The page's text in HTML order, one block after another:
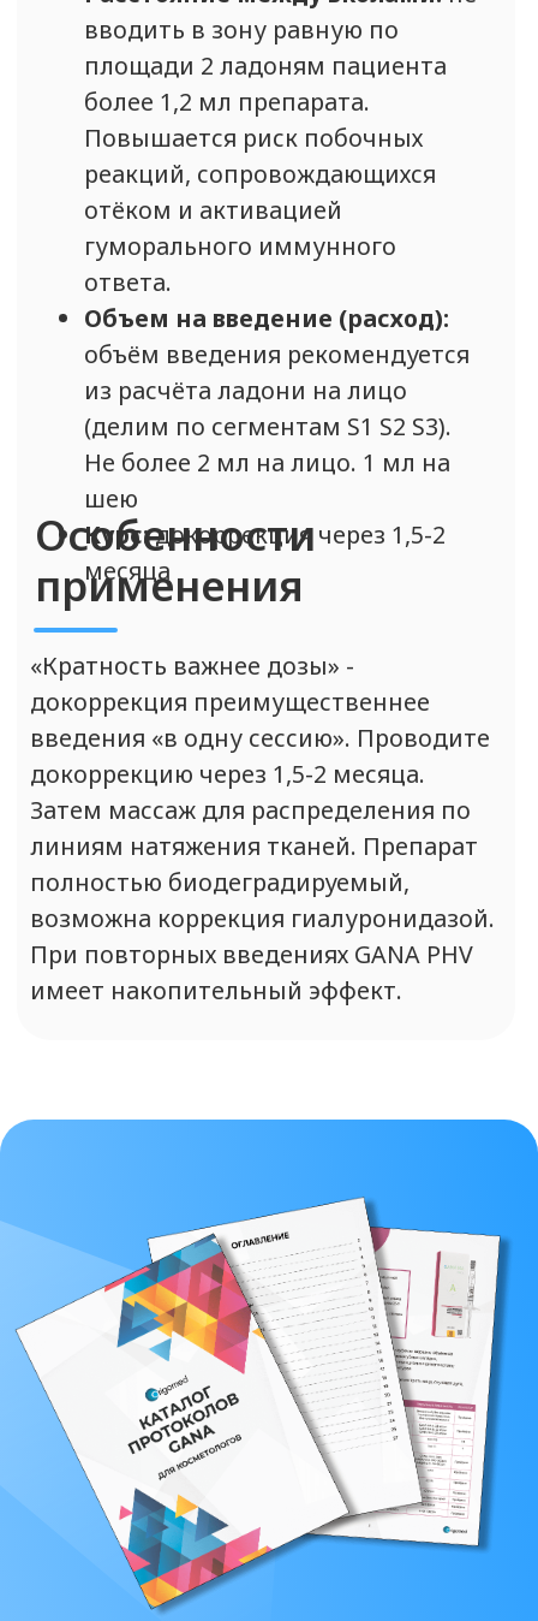
на препараты марки
GANA *
Получить протокол
* * только для дипломированных
специалистов-косметологов
Протокол будет отправлен автоматически в
течение минуты, после с вами свяжется наш
менеджер для подтверждения вашей
квалификации и отправки прайс-листа
Протоколы на
другие препараты
линейки GANA